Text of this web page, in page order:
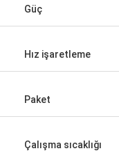
Gustavo
için teşekkür ederiz.
Güç
Hız işaretleme
Paket
Çalışma sıcaklığı